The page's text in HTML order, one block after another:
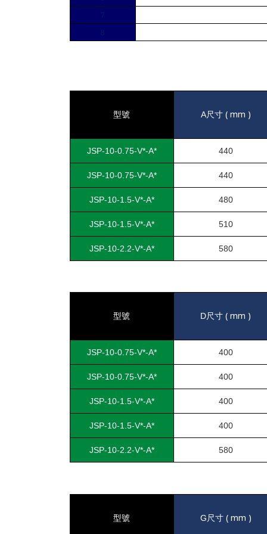
7
8
型號 A尺寸( mm )
JSP-10-0.75-V*-A* 440
JSP-10-0.75-V*-A* 440
JSP-10-1.5-V*-A* 480
JSP-10-1.5-V*-A* 510
JSP-10-2.2-V*-A* 580
型號 D尺寸 ( mm )
JSP-10-0.75-V*-A* 400
JSP-10-0.75-V*-A* 400
JSP-10-1.5-V*-A* 400
JSP-10-1.5-V*-A* 400
JSP-10-2.2-V*-A* 580
型號 G尺寸( mm )